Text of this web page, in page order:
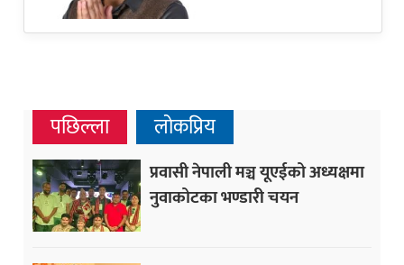
पछिल्ला लोकप्रिय
प्रवासी नेपाली मञ्च यूएईको अध्यक्षमा
नुवाकोटका भण्डारी चयन